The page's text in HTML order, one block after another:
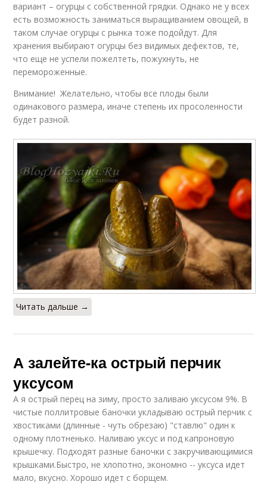
вариант – огурцы с собственной грядки. Однако не у всех
есть возможность заниматься выращиванием овощей, в
таком случае огурцы с рынка тоже подойдут. Для
хранения выбирают огурцы без видимых дефектов, те,
что еще не успели пожелтеть, пожухнуть, не
перемороженные.
Внимание! Желательно, чтобы все плоды были
одинакового размера, иначе степень их просоленности
будет разной.
Читать дальше →
А залейте-ка острый перчик
уксусом
А я острый перец на зиму, просто заливаю уксусом 9%. В
чистые поллитровые баночки укладываю острый перчик с
хвостиками (длинные - чуть обрезаю) "ставлю" один к
одному плотненько. Наливаю уксус и под капроновую
крышечку. Подходят разные баночки с закручивающимися
крышками.Быстро, не хлопотно, экономно -- уксуса идет
мало, вкусно. Хорошо идет с борщем.